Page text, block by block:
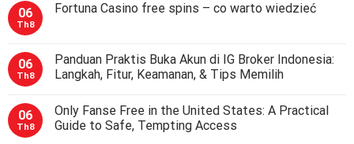
06
Th8
Fortuna Casino free spins – co warto wiedzieć
06
Th8
Panduan Praktis Buka Akun di IG Broker Indonesia:
Langkah, Fitur, Keamanan, & Tips Memilih
06
Th8
Only Fanse Free in the United States: A Practical
Guide to Safe, Tempting Access